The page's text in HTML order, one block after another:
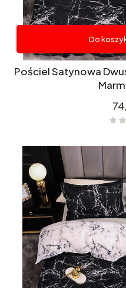
Do
Pościel Satynowa